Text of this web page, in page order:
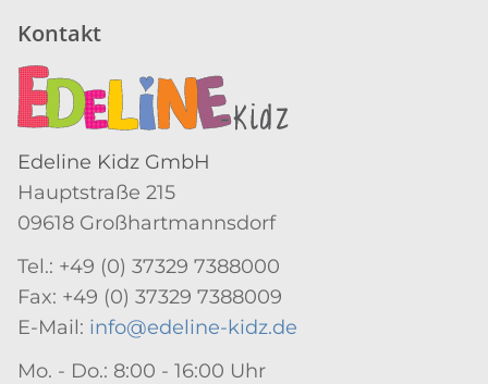
Kontakt
Edeline Kidz GmbH
Hauptstraße 215
09618 Großhartmannsdorf
Tel.: +49 (0) 37329 7388000
Fax: +49 (0) 37329 7388009
E-Mail: info@edeline-kidz.de
Mo. - Do.: 8:00 - 16:00 Uhr